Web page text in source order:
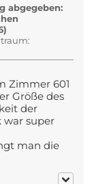
abgegeben:
Zimmer 601
Größe des
der
war super
man die